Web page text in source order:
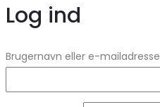
Log ind
Brugernavn eller e-mailadresse